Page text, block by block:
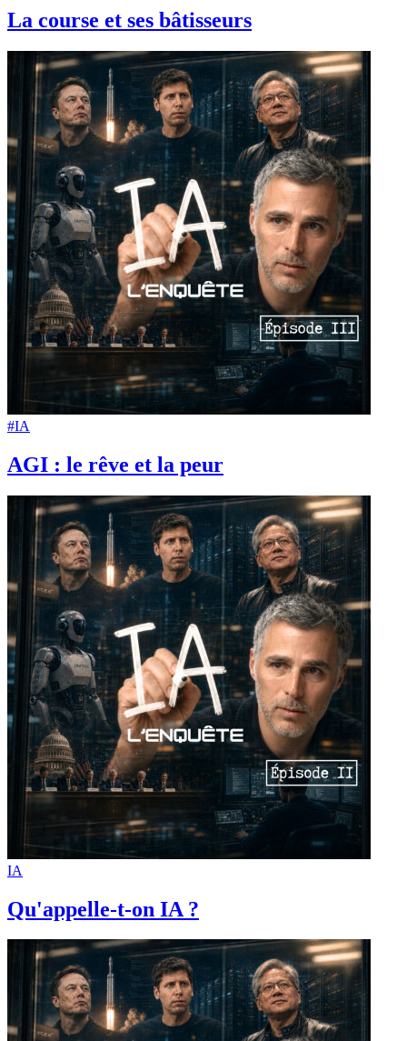
La course et ses bâtisseurs
#IA
AGI : le rêve et la peur
IA
Qu'appelle-t-on IA ?